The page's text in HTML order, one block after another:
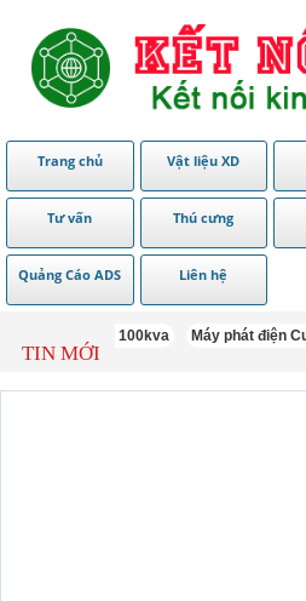
Trang chủ Vật liệu XD
Tư vấn Thú cưng
Quảng Cáo ADS Liên hệ
TIN MỚI
Denyo 100kva Máy phát điện